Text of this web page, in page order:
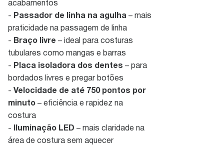
acabamentos
- Passador de linha na agulha – mais
praticidade na passagem de linha
- Braço livre – ideal para costuras
tubulares como mangas e barras
- Placa isoladora dos dentes – para
bordados livres e pregar botões
- Velocidade de até 750 pontos por
minuto – eficiência e rapidez na
costura
-
Iluminação LED – mais claridade na
área de costura sem aquecer